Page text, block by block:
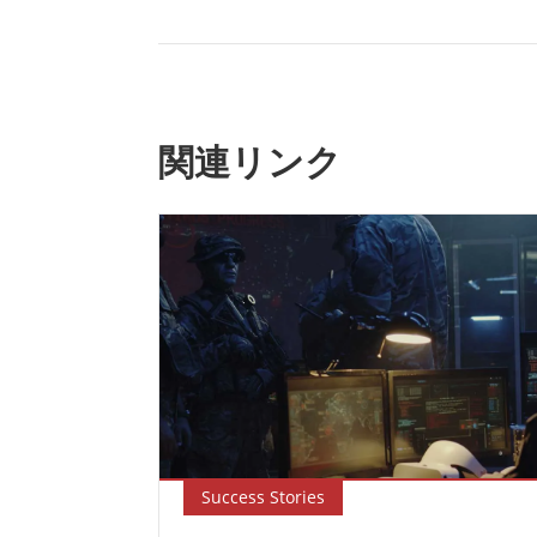
関連リンク
Success Stories